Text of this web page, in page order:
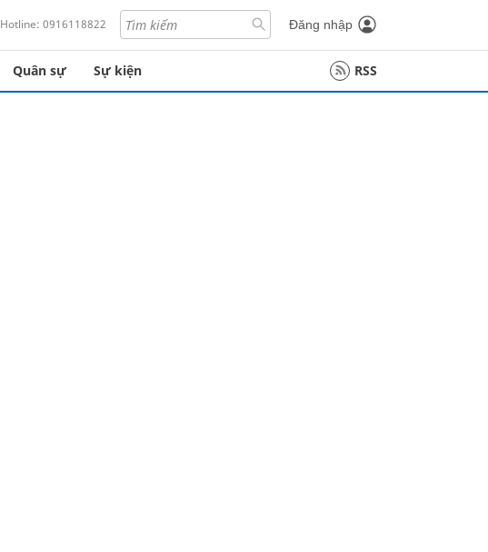
Hotline: 0916118822 Đăng nhập
Quân sự Sự kiện RSS